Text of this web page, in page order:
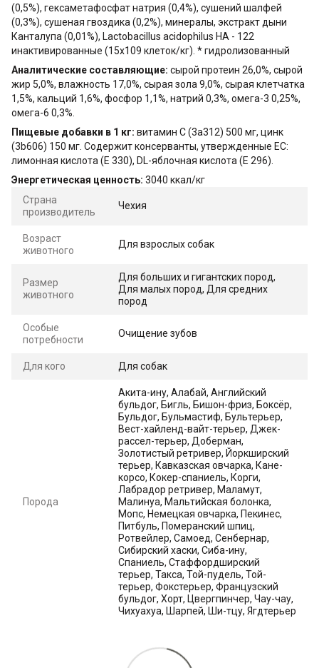
(0,5%), гексаметафосфат натрия (0,4%), сушений шалфей
(0,3%), сушеная гвоздика (0,2%), минералы, экстракт дыни
Канталупа (0,01%), Lactobacillus acidophilus HA - 122
инактивированные (15x109 клеток/кг). * гидролизованный
Аналитические составляющие: сырой протеин 26,0%, сырой
жир 5,0%, влажность 17,0%, сырая зола 9,0%, сырая клетчатка
1,5%, кальций 1,6%, фосфор 1,1%, натрий 0,3%, омега-3 0,25%,
омега-6 0,3%.
Пищевые добавки в 1 кг: витамин C (3a312) 500 мг, цинк
(3b606) 150 мг. Содержит консерванты, утвержденные ЕС:
лимонная кислота (E 330), DL-яблочная кислота (E 296).
Энергетическая ценность: 3040 ккал/кг
Страна
производитель
Чехия
Возраст
животного
Для взрослых собак
Размер
животного
Для больших и гигантских пород,
Для малых пород, Для средних
пород
Особые
потребности
Очищение зубов
Для кого Для собак
Порода
Акита-ину, Алабай, Английский
бульдог, Бигль, Бишон-фриз, Боксёр,
Бульдог, Бульмастиф, Бультерьер,
Вест-хайленд-вайт-терьер, Джек-
рассел-терьер, Доберман,
Золотистый ретривер, Йоркширский
терьер, Кавказская овчарка, Кане-
корсо, Кокер-спаниель, Корги,
Лабрадор ретривер, Маламут,
Малинуа, Мальтийская болонка,
Мопс, Немецкая овчарка, Пекинес,
Питбуль, Померанский шпиц,
Ротвейлер, Самоед, Сенбернар,
Сибирский хаски, Сиба-ину,
Спаниель, Стаффордширский
терьер, Такса, Той-пудель, Той-
терьер, Фокстерьер, Французский
бульдог, Хорт, Цвергпинчер, Чау-чау,
Чихуахуа, Шарпей, Ши-тцу, Ягдтерьер